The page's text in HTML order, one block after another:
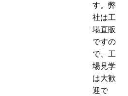
す。弊
社は工
場直販
ですの
で、工
場見学
は大歓
迎で